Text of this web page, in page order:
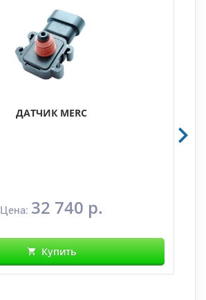
ДАТЧИК MERC
Цена: 32 740 р.
Купить